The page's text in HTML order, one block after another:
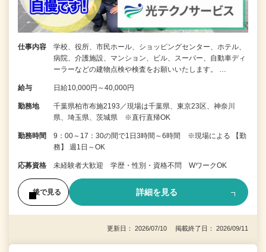
仕事内容
学校、役所、市民ホール、ショッピングセンター、ホテル、
病院、介護施設、マンション、ビル、スーパー、自動車ディ
ーラーなどの建物点検や検査をお願いいたします。 …
給与 日給10,000円～40,000円
勤務地
千葉県柏市布施2193／現場は千葉県、東京23区、神奈川
県、埼玉県、茨城県 ※直行直帰OK
勤務時間
9：00～17：30の間で1日3時間～6時間 ※現場による 【勤
務】 週1日～OK
応募資格 未経験者大歓迎 学歴・性別・資格不問 WワークOK
後で見る 詳細を見る
更新日： 2026/07/10 掲載終了日： 2026/09/11